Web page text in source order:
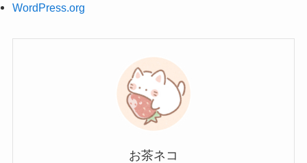
WordPress.org
お茶ネコ